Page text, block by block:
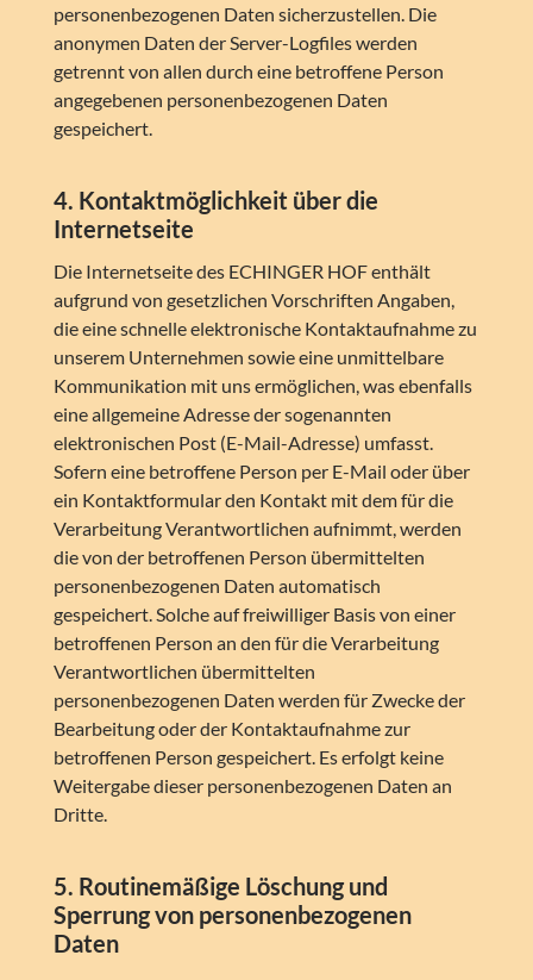
personenbezogenen Daten sicherzustellen. Die
anonymen Daten der Server-Logfiles werden
getrennt von allen durch eine betroffene Person
angegebenen personenbezogenen Daten
gespeichert.
4. Kontaktmöglichkeit über die
Internetseite
Die Internetseite des ECHINGER HOF enthält
aufgrund von gesetzlichen Vorschriften Angaben,
die eine schnelle elektronische Kontaktaufnahme zu
unserem Unternehmen sowie eine unmittelbare
Kommunikation mit uns ermöglichen, was ebenfalls
eine allgemeine Adresse der sogenannten
elektronischen Post (E-Mail-Adresse) umfasst.
Sofern eine betroffene Person per E-Mail oder über
ein Kontaktformular den Kontakt mit dem für die
Verarbeitung Verantwortlichen aufnimmt, werden
die von der betroffenen Person übermittelten
personenbezogenen Daten automatisch
gespeichert. Solche auf freiwilliger Basis von einer
betroffenen Person an den für die Verarbeitung
Verantwortlichen übermittelten
personenbezogenen Daten werden für Zwecke der
Bearbeitung oder der Kontaktaufnahme zur
betroffenen Person gespeichert. Es erfolgt keine
Weitergabe dieser personenbezogenen Daten an
Dritte.
5. Routinemäßige Löschung und
Sperrung von personenbezogenen
Daten